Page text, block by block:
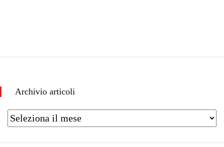
Archivio articoli